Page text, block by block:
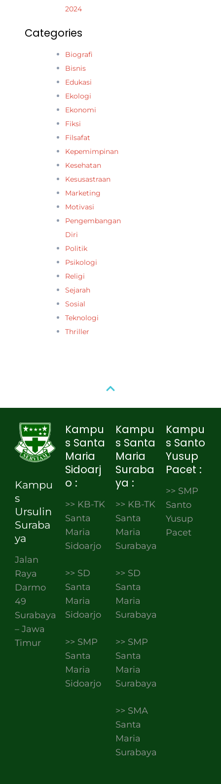
2024
Categories
Biografi
Bisnis
Edukasi
Ekologi
Ekonomi
Fiksi
Filsafat
Kepemimpinan
Kesehatan
Kesusastraan
Marketing
Motivasi
Pengembangan
Diri
Politik
Psikologi
Religi
Sejarah
Sosial
Teknologi
Thriller
Kampu
s
Ursulin
Suraba
ya
Jalan
Raya
Darmo
49
Surabaya
– Jawa
Timur
Kampu
s Santa
Maria
Sidoarj
o :
>> KB-TK
Santa
Maria
Sidoarjo
>> SD
Santa
Maria
Sidoarjo
>> SMP
Santa
Maria
Sidoarjo
Kampu
s Santa
Maria
Suraba
ya :
>> KB-TK
Santa
Maria
Surabaya
>> SD
Santa
Maria
Surabaya
>> SMP
Santa
Maria
Surabaya
>> SMA
Santa
Maria
Surabaya
Kampu
s Santo
Yusup
Pacet :
>> SMP
Santo
Yusup
Pacet